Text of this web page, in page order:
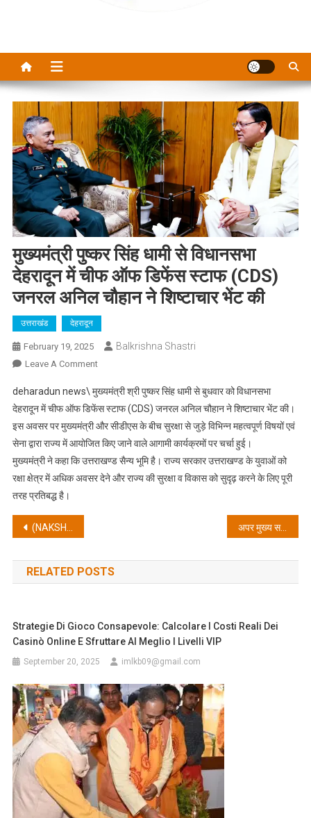
मुख्यमंत्री पुष्कर सिंह धामी से विधानसभा
देहरादून में चीफ ऑफ डिफेंस स्टाफ (CDS)
जनरल अनिल चौहान ने शिष्टाचार भेंट की
उत्तराखंड देहरादून
February 19, 2025 Balkrishna Shastri
Leave A CommentOn
पुष्कर
सिंह
धामी
से
विधानसभा
देहरादून
(CDS)
जनरल
भेंट
की
deharadun news\ मुख्यमंत्री श्री पुष्कर सिंह धामी से बुधवार को विधानसभा
देहरादून में चीफ ऑफ डिफेंस स्टाफ (CDS) जनरल अनिल चौहान ने शिष्टाचार भेंट की।
इस अवसर पर मुख्यमंत्री और सीडीएस के बीच सुरक्षा से जुड़े विभिन्न महत्वपूर्ण विषयों एवं
सेना द्वारा राज्य में आयोजित किए जाने वाले आगामी कार्यक्रमों पर चर्चा हुई।
मुख्यमंत्री ने कहा कि उत्तराखण्ड सैन्य भूमि है। राज्य सरकार उत्तराखण्ड के युवाओं को
रक्षा क्षेत्र में अधिक अवसर देने और राज्य की सुरक्षा व विकास को सुदृढ़ करने के लिए पूरी
तरह प्रतिबद्ध है।
Post
navigation
(NAKSHA) नक्शा प्रोजेक्ट की जानकारी प्रदान करायी, व्यापक डिजिटल भूमि रिकॉर्ड-शहरी भूमि रिकॉर्ड पूरी तरह सुलभ और पारदर्शी डेटा सुनिश्चित होगा अपर मुख्य सचिव ने जिलाधिकारियों को जिलों में यूसीसी के नोडल अधिकारी एवं विशेषज्ञों हेतु कार्यशालाएं एवं प्रशिक्षण कार्यक्रम आयोजित करने के दिए निर्देश
RELATED POSTS
Strategie Di Gioco Consapevole: Calcolare I Costi Reali Dei
Casinò Online E Sfruttare Al Meglio I Livelli VIP
September 20, 2025 imlkb09@gmail.com